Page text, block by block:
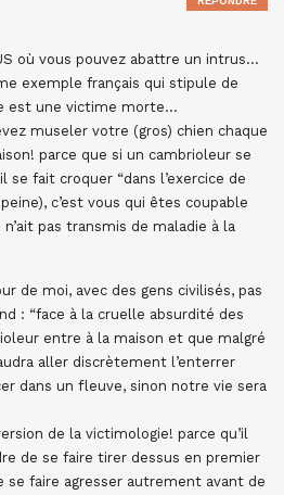
où vous pouvez abattre un intrus…
exemple français qui stipule de
est une victime morte…
museler votre (gros) chien chaque
parce que si un cambrioleur se
se fait croquer “dans l’exercice de
c’est vous qui êtes coupable
pas transmis de maladie à la
de moi, avec des gens civilisés, pas
: “face à la cruelle absurdité des
entre à la maison et que malgré
aller discrètement l’enterrer
dans un fleuve, sinon notre vie sera
de la victimologie! parce qu’il
de se faire tirer dessus en premier
faire agresser autrement avant de